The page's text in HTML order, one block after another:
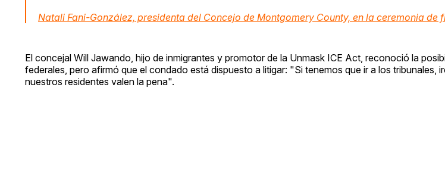
Natali Fani-González, presidenta del Concejo de Montgomery County, en la ceremonia de
El concejal Will Jawando, hijo de inmigrantes y promotor de la Unmask ICE Act, reconoció la
federales, pero afirmó que el condado está dispuesto a litigar: "Si tenemos que ir a los tribunales,
nuestros residentes valen la pena".